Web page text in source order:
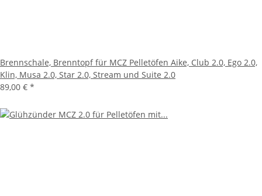
Brennschale, Brenntopf für MCZ Pelletöfen Aike, Club 2.0, Ego 2.0,
Klin, Musa 2.0, Star 2.0, Stream und Suite 2.0
89,00 € *